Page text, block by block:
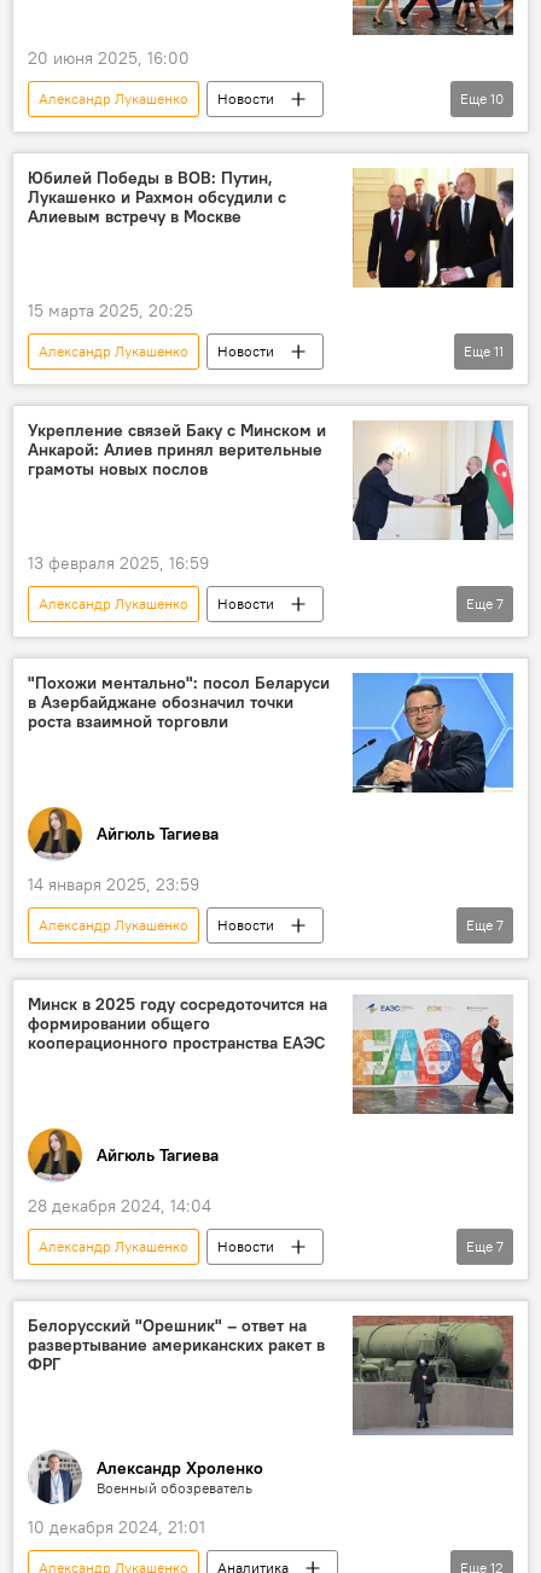
20 июня 2025, 16:00
Александр Лукашенко
Новости
Беларусь
Минск
ЕАЭС
Евразийский экономический форум
Высший Евразийский экономический совет
Евразийская экономическая комиссия
Политика
Еще 10
Юбилей Победы в ВОВ: Путин,
Лукашенко и Рахмон обсудили с
Алиевым встречу в Москве
15 марта 2025, 20:25
Александр Лукашенко
Новости
Азербайджан
Россия
Политика
Великая Отечественная война
Владимир Путин
Ильхам Алиев
Таджикистан
Еще 11
Укрепление связей Баку с Минском и
Анкарой: Алиев принял верительные
грамоты новых послов
13 февраля 2025, 16:59
Александр Лукашенко
Новости
Азербайджан
Турция
Беларусь
Политика
Ильхам Алиев
Сирия
Президент
Еще 7
"Похожи ментально": посол Беларуси
в Азербайджане обозначил точки
роста взаимной торговли
Айгюль Тагиева
14 января 2025, 23:59
Александр Лукашенко
Новости
Азербайджан
Беларусь
Посольство Республики Беларусь в Азербайджане
Промышленность
здравоохранение
Еще 7
Минск в 2025 году сосредоточится на
формировании общего
кооперационного пространства ЕАЭС
Айгюль Тагиева
28 декабря 2024, 14:04
Александр Лукашенко
Новости
Беларусь
ЕЭАС
Экономика
Минск
Торговля
Финансы
цифровизация
Промышленность
Еще 7
Белорусский "Орешник" – ответ на
развертывание американских ракет в
ФРГ
Александр Хроленко
Военный обозреватель
10 декабря 2024, 21:01
Александр Лукашенко Аналитика Еще 12